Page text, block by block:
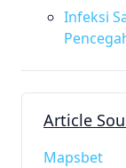
Infeksi
Article
Mapsbet